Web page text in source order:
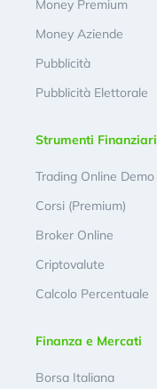
Money Premium
Money Aziende
Pubblicità
Pubblicità Elettorale
Strumenti Finanziari
Trading Online Demo
Corsi (Premium)
Broker Online
Criptovalute
Calcolo Percentuale
Finanza e Mercati
Borsa Italiana